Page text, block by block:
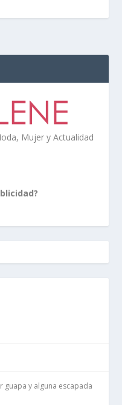
Mujer y Actualidad
guapa y alguna escapada